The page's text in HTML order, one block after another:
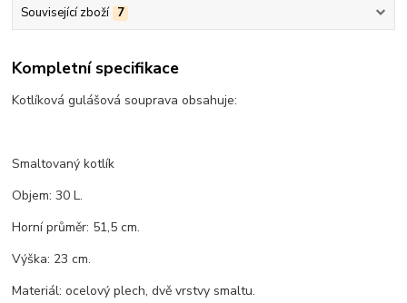
Související zboží 7
Kompletní specifikace
Kotlíková gulášová souprava obsahuje:
Smaltovaný kotlík
Objem: 30 L.
Horní průměr: 51,5 cm.
Výška: 23 cm.
Materiál: ocelový plech, dvě vrstvy smaltu.